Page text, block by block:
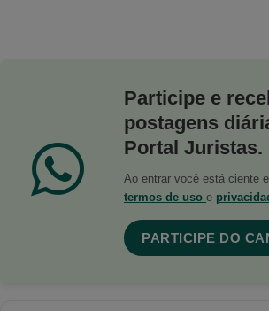
Participe e
postagens
Portal Juristas.
Ao entrar você está ciente
termos de uso e
PARTICIPE DO